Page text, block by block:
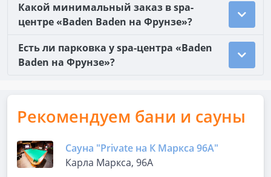
Какой минимальный заказ в spa-
центре «Baden Baden на Фрунзе»?
Есть ли парковка у spa-центра «Baden
Baden на Фрунзе»?
Рекомендуем бани и сауны
Сауна "Private на К Маркса 96А"
Карла Маркса, 96А